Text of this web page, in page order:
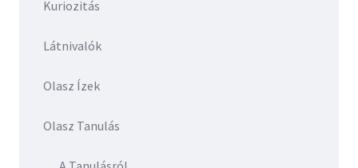
Kuriozitás
Látnivalók
Olasz Ízek
Olasz Tanulás